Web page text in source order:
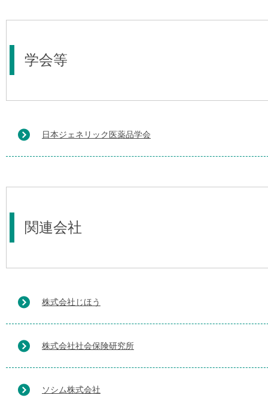
学会等
日本ジェネリック医薬品学会
関連会社
株式会社じほう
株式会社社会保険研究所
ソシム株式会社